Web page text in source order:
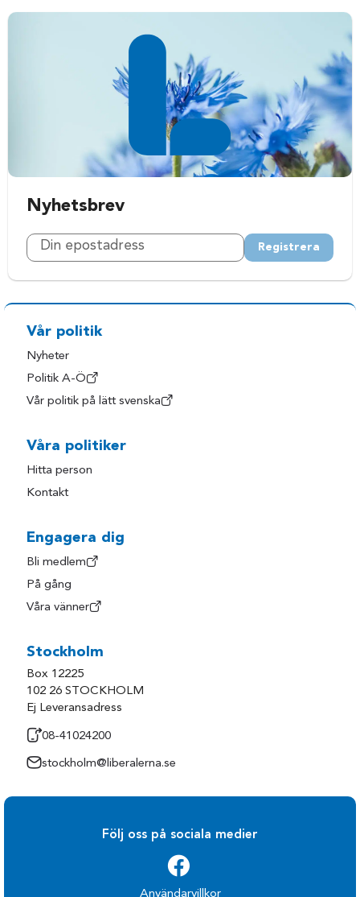
Nyhetsbrev
Registrera
Vår politik
Nyheter
Politik A-Ö
Vår politik på lätt svenska
Våra politiker
Hitta person
Kontakt
Engagera dig
Bli medlem
På gång
Våra vänner
Stockholm
Box 12225
102 26 STOCKHOLM
Ej Leveransadress
08-41024200
stockholm@liberalerna.se
Följ oss på sociala medier
Användarvillkor